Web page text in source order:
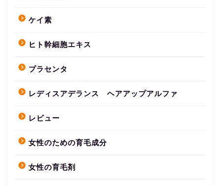
ケイ素
ヒト幹細胞エキス
プラセンタ
レディスアデランス ヘアアップアルファ
レビュー
女性のための育毛成分
女性の育毛剤